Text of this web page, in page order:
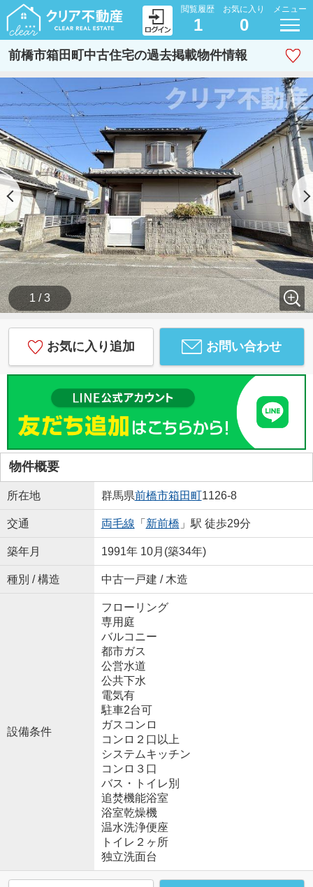
閲覧履歴
1
お気に入り
0
メニュー
前橋市箱田町中古住宅の過去掲載物件情報
1 / 3
お気に入り追加 お問い合わせ
物件概要
所在地 群馬県前橋市箱田町1126-8
交通 両毛線 「 新前橋 」駅 徒歩29分
築年月 1991年 10月(築34年)
種別 / 構造 中古一戸建 / 木造
設備条件
フローリング
専用庭
バルコニー
都市ガス
公営水道
公共下水
電気有
駐車2台可
ガスコンロ
コンロ２口以上
システムキッチン
コンロ３口
バス・トイレ別
追焚機能浴室
浴室乾燥機
温水洗浄便座
トイレ２ヶ所
独立洗面台